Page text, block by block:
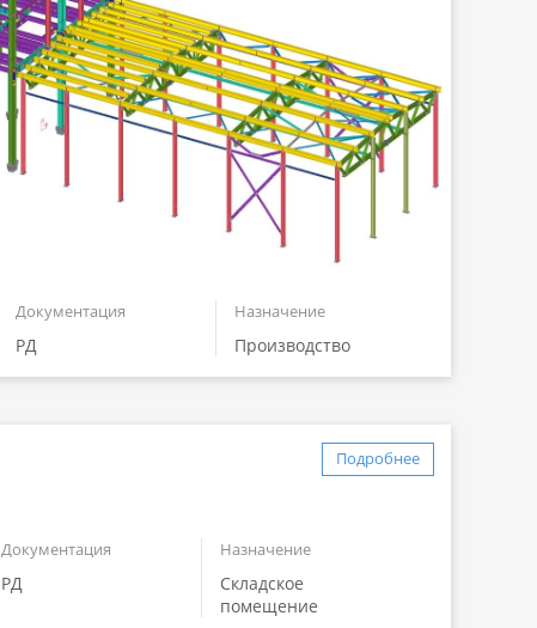
Документация
РД
Назначение
Производство
Подробнее
Документация
РД
Назначение
Складское
помещение